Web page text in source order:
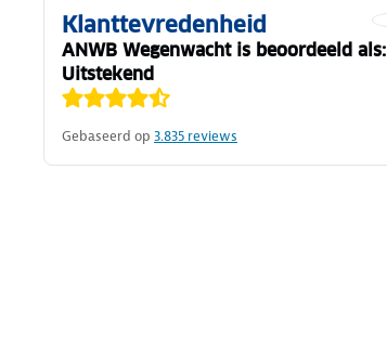
Klanttevredenheid
ANWB Wegenwacht is beoordeeld als:
Uitstekend
Gebaseerd op 3.835 reviews